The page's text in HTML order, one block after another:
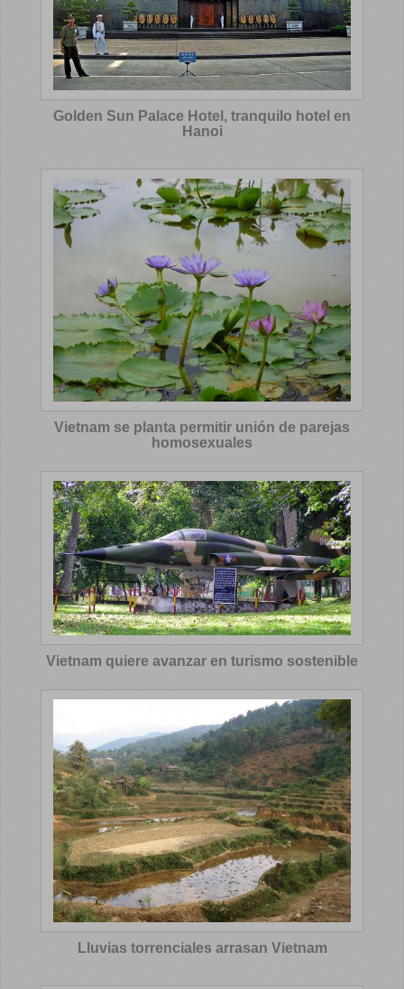
Golden Sun Palace Hotel, tranquilo hotel en
Hanoi
Vietnam se planta permitir unión de parejas
homosexuales
Vietnam quiere avanzar en turismo sostenible
Lluvias torrenciales arrasan Vietnam